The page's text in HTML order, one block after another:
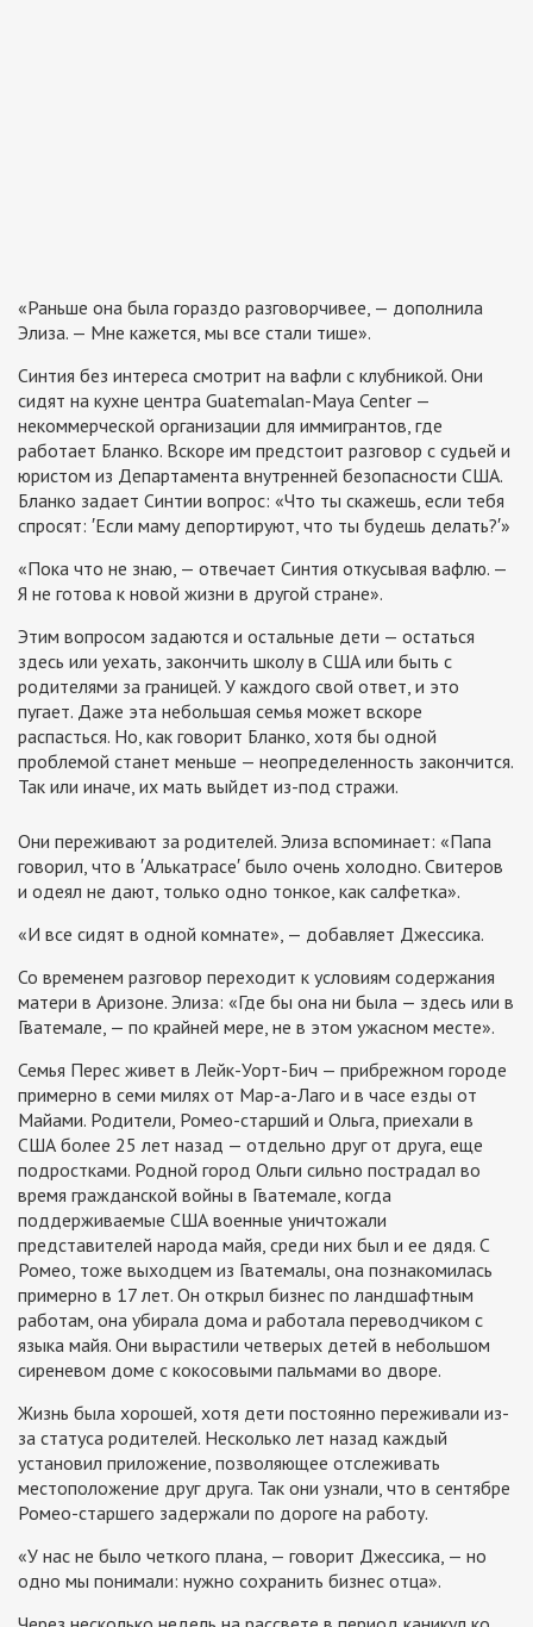
«Раньше она была гораздо разговорчивее, — дополнила
Элиза. — Мне кажется, мы все стали тише».
Синтия без интереса смотрит на вафли с клубникой. Они
сидят на кухне центра Guatemalan-Maya Center —
некоммерческой организации для иммигрантов, где
работает Бланко. Вскоре им предстоит разговор с судьей и
юристом из Департамента внутренней безопасности США.
Бланко задает Синтии вопрос: «Что ты скажешь, если тебя
спросят: ′Если маму депортируют, что ты будешь делать?′»
«Пока что не знаю, — отвечает Синтия откусывая вафлю. —
Я не готова к новой жизни в другой стране».
Этим вопросом задаются и остальные дети — остаться
здесь или уехать, закончить школу в США или быть с
родителями за границей. У каждого свой ответ, и это
пугает. Даже эта небольшая семья может вскоре
распасться. Но, как говорит Бланко, хотя бы одной
проблемой станет меньше — неопределенность закончится.
Так или иначе, их мать выйдет из-под стражи.
Они переживают за родителей. Элиза вспоминает: «Папа
говорил, что в ′Алькатрасе′ было очень холодно. Свитеров
и одеял не дают, только одно тонкое, как салфетка».
«И все сидят в одной комнате», — добавляет Джессика.
Со временем разговор переходит к условиям содержания
матери в Аризоне. Элиза: «Где бы она ни была — здесь или в
Гватемале, — по крайней мере, не в этом ужасном месте».
Семья Перес живет в Лейк-Уорт-Бич — прибрежном городе
примерно в семи милях от Мар-а-Лаго и в часе езды от
Майами. Родители, Ромео-старший и Ольга, приехали в
США более 25 лет назад — отдельно друг от друга, еще
подростками. Родной город Ольги сильно пострадал во
время гражданской войны в Гватемале, когда
поддерживаемые США военные уничтожали
представителей народа майя, среди них был и ее дядя. С
Ромео, тоже выходцем из Гватемалы, она познакомилась
примерно в 17 лет. Он открыл бизнес по ландшафтным
работам, она убирала дома и работала переводчиком с
языка майя. Они вырастили четверых детей в небольшом
сиреневом доме с кокосовыми пальмами во дворе.
Жизнь была хорошей, хотя дети постоянно переживали из-
за статуса родителей. Несколько лет назад каждый
установил приложение, позволяющее отслеживать
местоположение друг друга. Так они узнали, что в сентябре
Ромео-старшего задержали по дороге на работу.
«У нас не было четкого плана, — говорит Джессика, — но
одно мы понимали: нужно сохранить бизнес отца».